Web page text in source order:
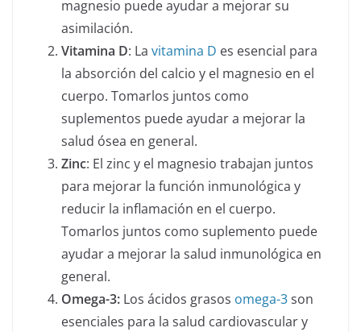
magnesio puede ayudar a mejorar su
asimilación.
Vitamina D: La vitamina D es esencial para
la absorción del calcio y el magnesio en el
cuerpo. Tomarlos juntos como
suplementos puede ayudar a mejorar la
salud ósea en general.
Zinc: El zinc y el magnesio trabajan juntos
para mejorar la función inmunológica y
reducir la inflamación en el cuerpo.
Tomarlos juntos como suplemento puede
ayudar a mejorar la salud inmunológica en
general.
Omega-3: Los ácidos grasos omega-3son
esenciales para la salud cardiovascular y